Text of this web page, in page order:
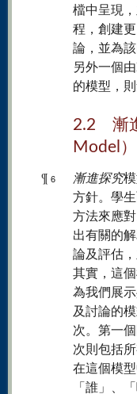
檔中呈現
程，創建
論，並為該
另外一個
的模型，
2.2 漸
Model）
¶ 6 漸進探究
方針。學
方法來應
出有關的
論及評估
其實，這
為我們展
及討論的
次。第一
次則包括
在這個模
「誰」、